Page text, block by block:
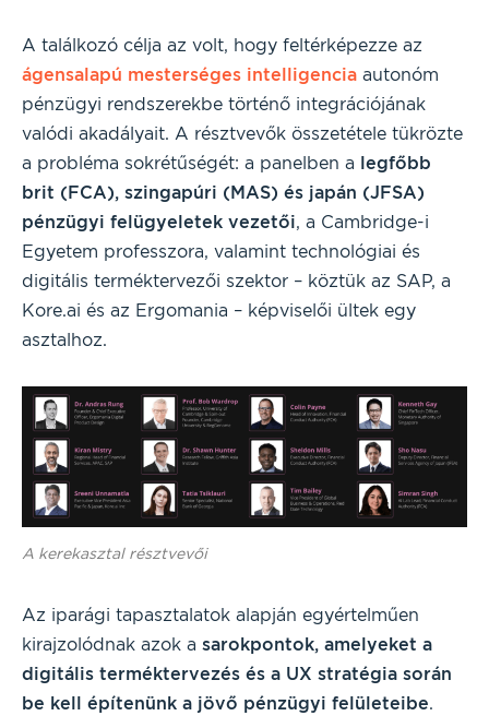
A találkozó célja az volt, hogy feltérképezze az
ágensalapú mesterséges intelligencia autonóm
pénzügyi rendszerekbe történő integrációjának
valódi akadályait. A résztvevők összetétele tükrözte
a probléma sokrétűségét: a panelben a legfőbb
brit (FCA), szingapúri (MAS) és japán (JFSA)
pénzügyi felügyeletek vezetői, a Cambridge-i
Egyetem professzora, valamint technológiai és
digitális terméktervezői szektor – köztük az SAP, a
Kore.ai és az Ergomania – képviselői ültek egy
asztalhoz.
A kerekasztal résztvevői
Az iparági tapasztalatok alapján egyértelműen
kirajzolódnak azok a sarokpontok, amelyeket a
digitális terméktervezés és a UX stratégia során
be kell építenünk a jövő pénzügyi felületeibe.